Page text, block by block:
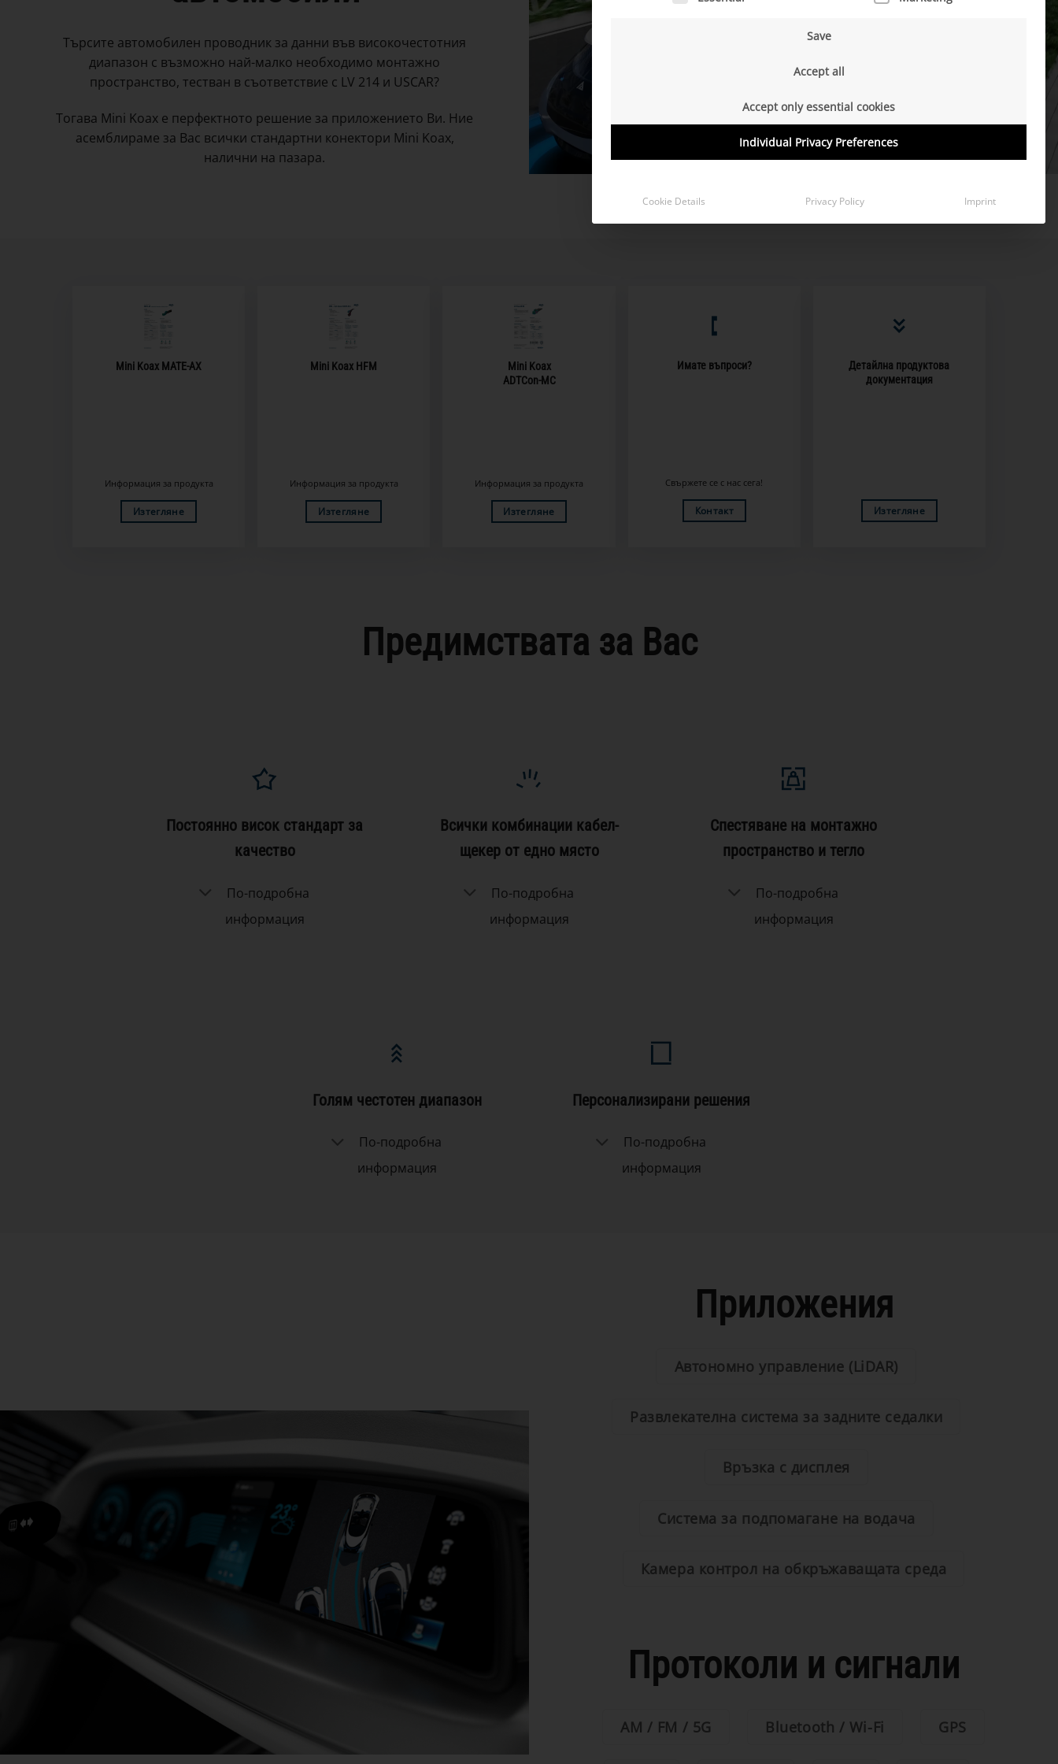
Търсите автомобилен проводник за данни във високочестотния
диапазон с възможно най-малко необходимо монтажно
пространство, тестван в съответствие с LV 214 и USCAR?
Тогава Mini Koax е перфектното решение за приложението Ви. Ние
асемблираме за Вас всички стандартни конектори Mini Koax,
налични на пазара.
Mini Koax MATE-AX
Информация за продукта
Изтегляне
Mini Koax HFM
Информация за продукта
Изтегляне
Mini Koax
ADTCon-MC
Информация за продукта
Изтегляне
Имате въпроси?
Свържете се с нас сега!
Контакт
Детайлна продуктова
документация
Изтегляне
Предимствата за Вас
Постоянно висок стандарт за
качество
По-подробна
информация
Всички комбинации кабел-
щекер от едно място
По-подробна
информация
Спестяване на монтажно
пространство и тегло
По-подробна
информация
Голям честотен диапазон
По-подробна
информация
Персонализирани решения
По-подробна
информация
Приложения
Автономно управление (LiDAR)
Развлекателна система за задните седалки
Връзка с дисплея
Система за подпомагане на водача
Камера контрол на обкръжаващата среда
Протоколи и сигнали
AM / FM / 5G Bluetooth / Wi-Fi GPS
Save
Accept all
Accept only essential cookies
Individual Privacy Preferences
Cookie Details Privacy Policy Imprint